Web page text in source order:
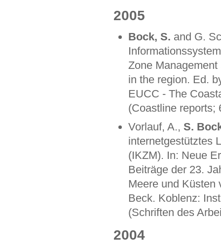
2005
Bock, S. and G.
Zone
in the region. Ed.
EUCC - The
(Coastline reports;
Vorlauf, A., S.
internetgestütztes
(IKZM). In: Neue
Beiträge der 23.
Meere und Küsten
Beck. Koblenz:
(Schriften des
2004